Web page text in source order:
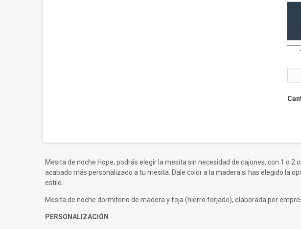
Mesita de noche Hope, podrás elegir la mesita sin necesidad de cajones, con 1 o
acabado más personalizado a tu mesita. Dale color a la madera si has elegido la
estilo.
Mesita de noche dormitorio de madera y foja (hierro forjado), elaborada por
PERSONALIZACIÓN